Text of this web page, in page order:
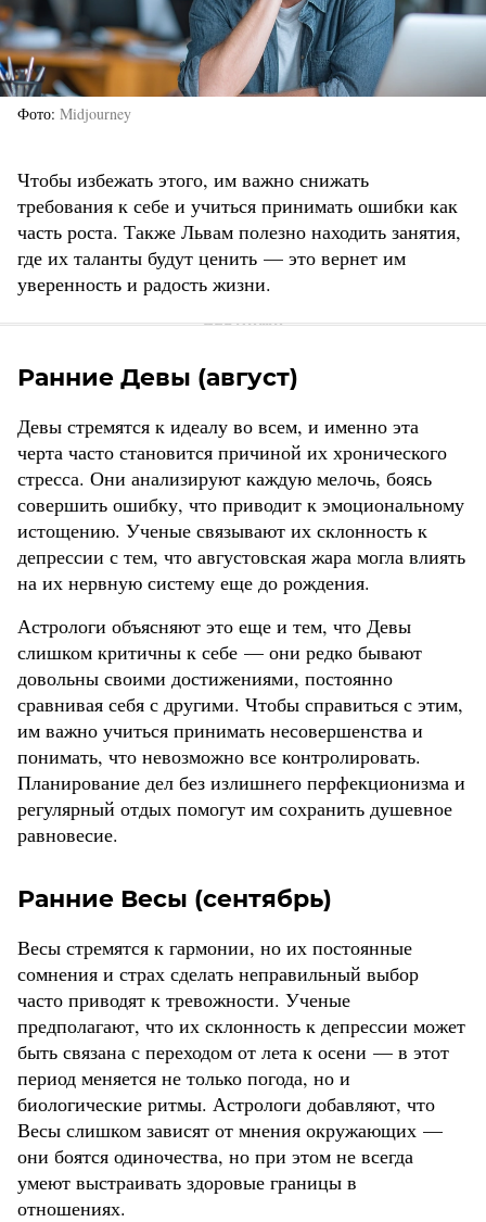
Фото Midjourney
Чтобы избежать этого, им важно снижать
требования к себе и учиться принимать ошибки как
часть роста. Также Львам полезно находить занятия,
где их таланты будут ценить — это вернет им
уверенность и радость жизни.
Ранние Девы (август)
Девы стремятся к идеалу во всем, и именно эта
черта часто становится причиной их хронического
стресса. Они анализируют каждую мелочь, боясь
совершить ошибку, что приводит к эмоциональному
истощению. Ученые связывают их склонность к
депрессии с тем, что августовская жара могла влиять
на их нервную систему еще до рождения.
Астрологи объясняют это еще и тем, что Девы
слишком критичны к себе — они редко бывают
довольны своими достижениями, постоянно
сравнивая себя с другими. Чтобы справиться с этим,
им важно учиться принимать несовершенства и
понимать, что невозможно все контролировать.
Планирование дел без излишнего перфекционизма и
регулярный отдых помогут им сохранить душевное
равновесие.
Ранние Весы (сентябрь)
Весы стремятся к гармонии, но их постоянные
сомнения и страх сделать неправильный выбор
часто приводят к тревожности. Ученые
предполагают, что их склонность к депрессии может
быть связана с переходом от лета к осени — в этот
период меняется не только погода, но и
биологические ритмы. Астрологи добавляют, что
Весы слишком зависят от мнения окружающих —
они боятся одиночества, но при этом не всегда
умеют выстраивать здоровые границы в
отношениях.